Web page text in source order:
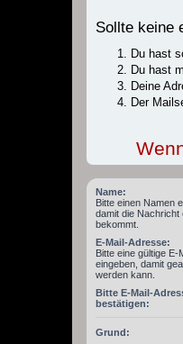
Sollte keine
Du hast
Du hast
Deine
Der
Name:
Bitte einen Namen
damit die Nachricht
bekommt.
E-Mail-Adresse:
Bitte eine gültige E-
eingeben, damit
werden kann.
Bitte E-Mail-
bestätigen:
Grund: